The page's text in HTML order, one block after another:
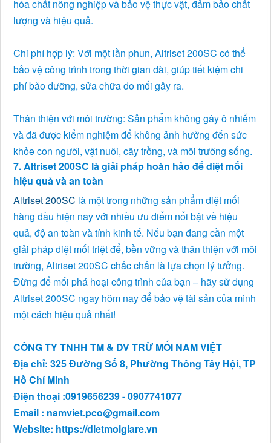
hóa chất nông nghiệp và bảo vệ thực vật, đảm bảo chất
lượng và hiệu quả.
Chi phí hợp lý: Với một lần phun, Altriset 200SC có thể
bảo vệ công trình trong thời gian dài, giúp tiết kiệm chi
phí bảo dưỡng, sửa chữa do mối gây ra.
Thân thiện với môi trường: Sản phẩm không gây ô nhiễm
và đã được kiểm nghiệm để không ảnh hưởng đến sức
khỏe con người, vật nuôi, cây trồng, và môi trường sống.
7. Altriset 200SC là giải pháp hoàn hảo để diệt mối
hiệu quả và an toàn
Altriset 200SC là một trong những sản phẩm diệt mối
hàng đầu hiện nay với nhiều ưu điểm nổi bật về hiệu
quả, độ an toàn và tính kinh tế. Nếu bạn đang cần một
giải pháp diệt mối triệt để, bền vững và thân thiện với môi
trường, Altriset 200SC chắc chắn là lựa chọn lý tưởng.
Đừng để mối phá hoại công trình của bạn – hãy sử dụng
Altriset 200SC ngay hôm nay để bảo vệ tài sản của mình
một cách hiệu quả nhất!
CÔNG TY TNHH TM & DV TRỪ MỐI NAM VIỆT
Địa chỉ: 325 Đường Số 8, Phường Thông Tây Hội, TP
Hồ Chí Minh
Điện thoại :0919656239 - 0907741077
Email : namviet.pco@gmail.com
Website: https://dietmoigiare.vn